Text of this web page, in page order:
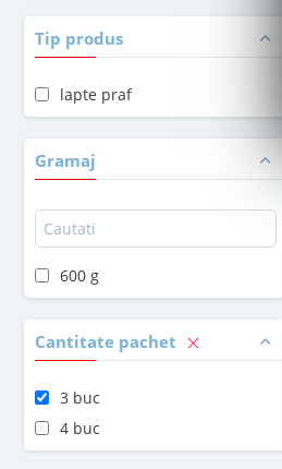
Tip produs
lapte praf
Gramaj
600 g
Cantitate pachet
3 buc
4 buc